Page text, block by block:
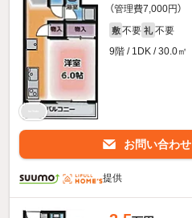
（管理費7,000円）
敷 不要 礼 不要
9階 / 1DK / 30.0㎡
お問い合わせ
提供